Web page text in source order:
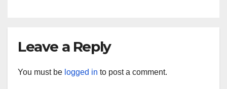
Leave a Reply
You must be logged in to post a comment.